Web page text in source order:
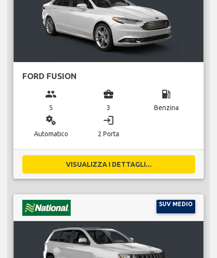
FORD FUSION
group
5
business_center
3
local_gas_station
Benzina
miscellaneous_services
Automatico
login
2 Porta
VISUALIZZA I DETTAGLI...
SUV MEDIO